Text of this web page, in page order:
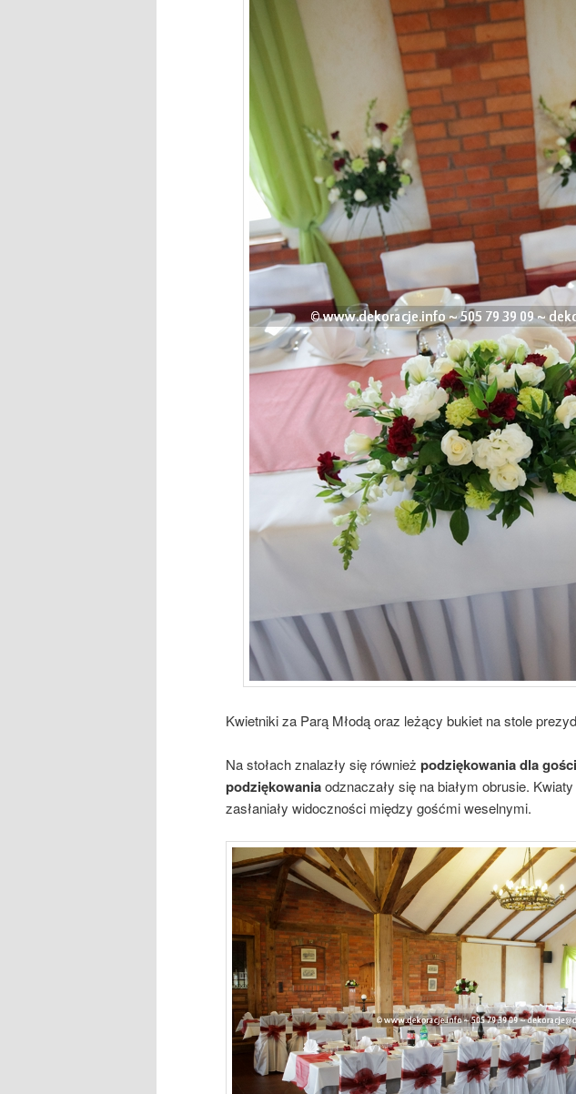
Kwietniki za Parą Młodą oraz leżący bukiet na stole
Na stołach znalazły się również podziękowania dla gości
podziękowaniaodznaczały się na białym obrusie.
zasłaniały widoczności między gośćmi weselnymi.